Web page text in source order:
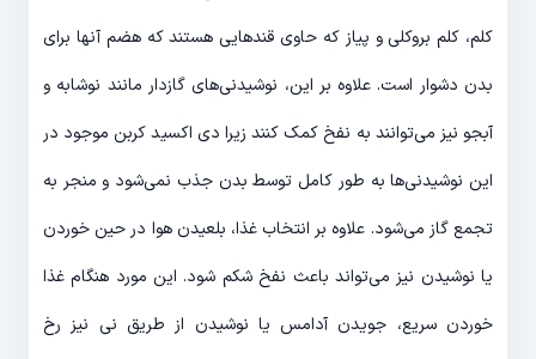
کلم، کلم بروکلی و پیاز که حاوی قندهایی هستند که هضم آنها برای
بدن دشوار است. علاوه بر این، نوشیدنی‌های گازدار مانند نوشابه و
آبجو نیز می‌توانند به نفخ کمک کنند زیرا دی اکسید کربن موجود در
این نوشیدنی‌ها به طور کامل توسط بدن جذب نمی‌شود و منجر به
تجمع گاز می‌شود. علاوه بر انتخاب غذا، بلعیدن هوا در حین خوردن
یا نوشیدن نیز می‌تواند باعث نفخ شکم شود. این مورد هنگام غذا
خوردن سریع، جویدن آدامس یا نوشیدن از طریق نی نیز رخ